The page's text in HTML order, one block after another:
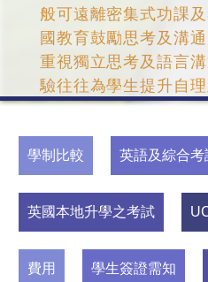
般可遠離密集式功課
國教育鼓勵思考及溝
重視獨立思考及語言
驗往往為學生提升自
英國學校亦要求學生
有均衡的發展，這些
度未能達到的。
學制比較 英語及綜合考
英國本地升學之考試
費用 學生簽證需知